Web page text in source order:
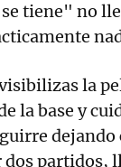
tiene" no
la
la base y
dejando
dos partidos,